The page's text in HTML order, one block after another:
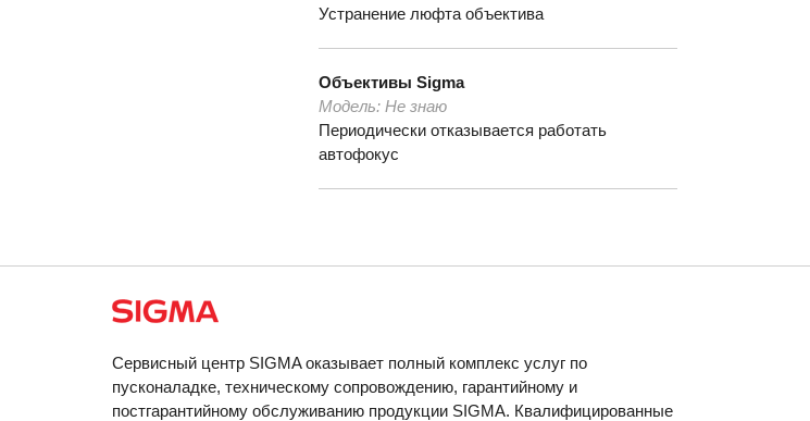
Устранение люфта объектива
Объективы Sigma
Модель: Не знаю
Периодически отказывается работать
автофокус
Сервисный центр SIGMA оказывает полный комплекс услуг по
пусконаладке, техническому сопровождению, гарантийному и
постгарантийному обслуживанию продукции SIGMA. Квалифицированные